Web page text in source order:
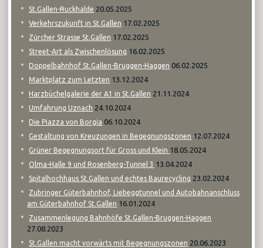
St.Gallen-Ruckhalde 20.05.2025
Verkehrszukunft in St.Gallen 17.02.2025
Zürcher Strasse St.Gallen 17.02.2025
Street-Art als Zwischenlösung 16.02.2025
Doppelbahnhof St.Gallen-Bruggen-Haggen 06.02.2025
Marktplatz zum Letzten 13.12.2024
Harzbüchelgalerie der A1 in St.Gallen 21.11.2024
Umfahrung Uznach 24.10.2024
Die Piazza von Borgia 06.10.2024
Gestaltung von Kreuzungen in Begegnungszonen 12.07.2024
Grüner Begegnungsort für Gross und Klein 18.05.2024
Olma-Halle 9 und Rosenberg-Tunnel 3 13.04.2024
Spitalhochhaus St.Gallen und echtes Baurecycling 23.02.2024
Zubringer Güterbahnhof, Liebeggtunnel und Autobahnanschluss
am Güterbahnhof St.Gallen 16.01.2024
Zusammenlegung Bahnhöfe St.Gallen-Bruggen-Haggen
27.08.2023
St.Gallen macht vorwärts mit Begegnungszonen 20.06.2023